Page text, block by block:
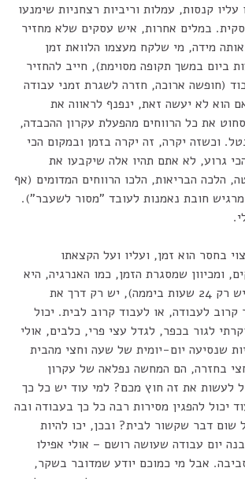
קנסות, עמלות וריביות רצחניות שימנעו
במלים אחרות, איש עסקים שלא מחזיר
מידה, מי שלקח מעצמו הלוואת זמן
עבד 18 שעות ביום במשך תקופה מסוימת), חייב להחזיר
(חופשה ארוכה, חזרה לשגרת זמני עבודה
הוא לא יעשה זאת, ינפנף לראווה את
את כל הרווחים מהפעלת עקרון ההכבדה,
וכשזה יקרה, זה יקרה בזמן ובמקום הכי
גרוע, לא אתם תהיו אלה שיקבעו את
הלכה הבריאות, הלכו הרווחים המדומים (אף
חובת נאמנות לעובד "מסור לשעבר").
בחסר הוא זמן, ועליו ועל הקצאתו
ומכיוון שמסגרת הזמן, כמו האנרגיה, היא
גודל קבוע בעולם (יש רק 24 שעות ביממה), יש רק דרך את
קרוב לעבודה, או לעבוד קרוב לבית. יכול
לגור בכפר, לגדל עצי פרי, כלבים, אולי
שנסיעה יום-יומית של שעה וחצי מהבית
בחזרה, הם המחשה נפלאה של עקרון
לעשות את זה חוץ מכם? למי עוד יש כל כך
יכול להפגין מסירות רבה כל כך בעבודה ובה
דבר שקשור לבית? ובכן, יכו להיות
יום עבודה שעושה רושם – אולי אפילו
אבל מי כמוכם יודע שמדובר בשקר,